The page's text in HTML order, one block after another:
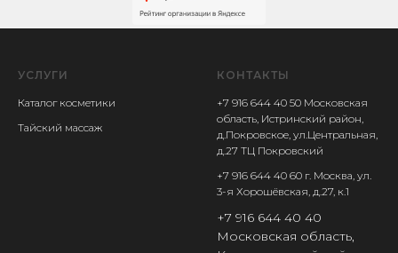
УСЛУГИ
Каталог косметики
Тайский массаж
КОНТАКТЫ
+7 916 644 40 50 Московская
область, Истринский район,
д.Покровское, ул.Центральная,
д.27 ТЦ Покровский
+7 916 644 40 60 г. Москва, ул.
3-я Хорошёвская, д.27, к.1
+7 916 644 40 40
Московская область,